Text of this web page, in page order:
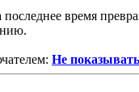
последнее время
Не